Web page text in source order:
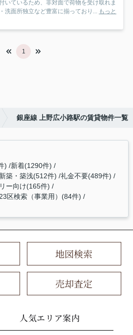
いているため、非対面で荷物を受け取れま
洗面所独立など豊富に揃っており... もっと
1
銀座線 上野広小路駅の賃貸物件一覧
) 新着(1290件)
築・築浅(512件) 礼金不要(489件)
ー向け(165件)
区検索（事業用）(84件)
地図検索
売却査定
人気エリア案内